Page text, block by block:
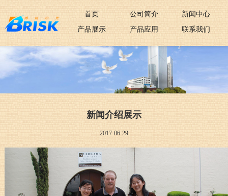
首页 公司简介
新闻中心
产品展示
产品应用 联系我们
新闻介绍展示
2017-06-29